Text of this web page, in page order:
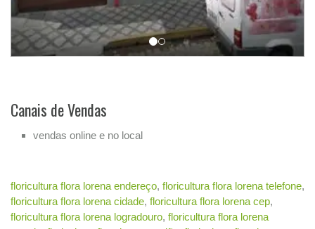
Canais de Vendas
vendas online e no local
floricultura flora lorena endereço, floricultura flora lorena telefone,
floricultura flora lorena cidade, floricultura flora lorena cep,
floricultura flora lorena logradouro, floricultura flora lorena